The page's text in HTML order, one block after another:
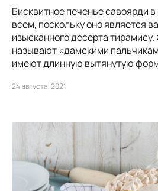
Бисквитное печенье савоярди
всем, поскольку оно является
изысканного десерта
называют «дамскими
имеют длинную вытянутую
24 августа, 2021